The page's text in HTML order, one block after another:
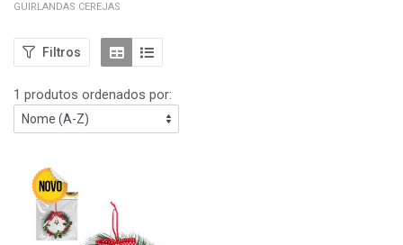
GUIRLANDAS CEREJAS
Filtros
1 produtos ordenados por: